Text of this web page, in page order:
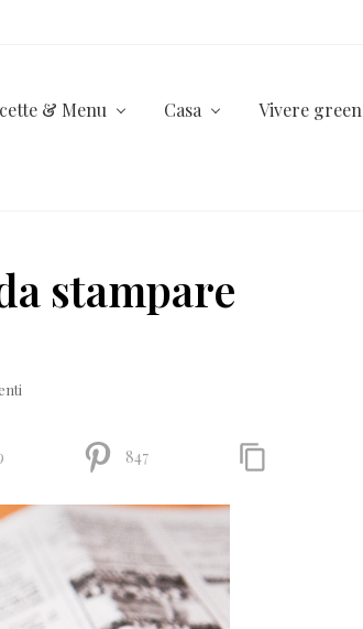
& Menu Casa Vivere green
stampare
847